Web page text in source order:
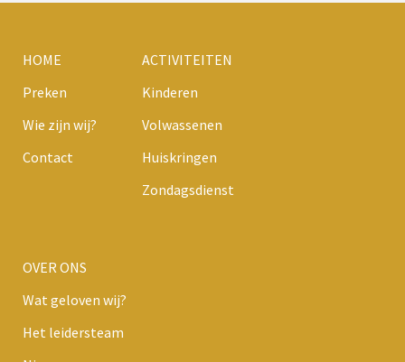
HOME
Preken
Wie zijn wij?
Contact
ACTIVITEITEN
Kinderen
Volwassenen
Huiskringen
Zondagsdienst
OVER ONS
Wat geloven wij?
Het leidersteam